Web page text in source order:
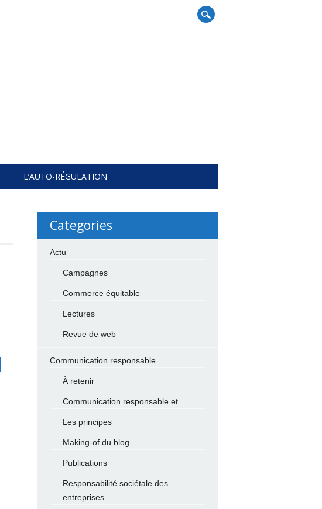
L’AUTO-RÉGULATION
Categories
Actu
Campagnes
Commerce équitable
Lectures
Revue de web
Communication responsable
À retenir
Communication responsable et…
Les principes
Making-of du blog
Publications
Responsabilité sociétale des
entreprises